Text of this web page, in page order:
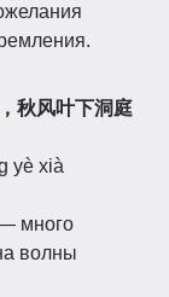
秋风叶下洞庭
yè xià
много
волны